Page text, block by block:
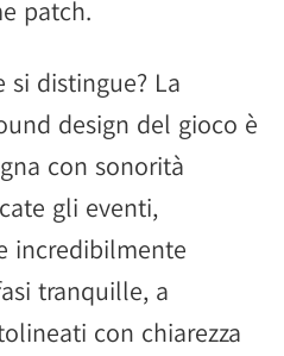
patch.
si distingue? La
design del gioco è
con sonorità
gli eventi,
incredibilmente
tranquille, a
con chiarezza